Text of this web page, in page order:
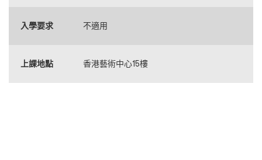
入學要求 不適用
上課地點 香港藝術中心15樓